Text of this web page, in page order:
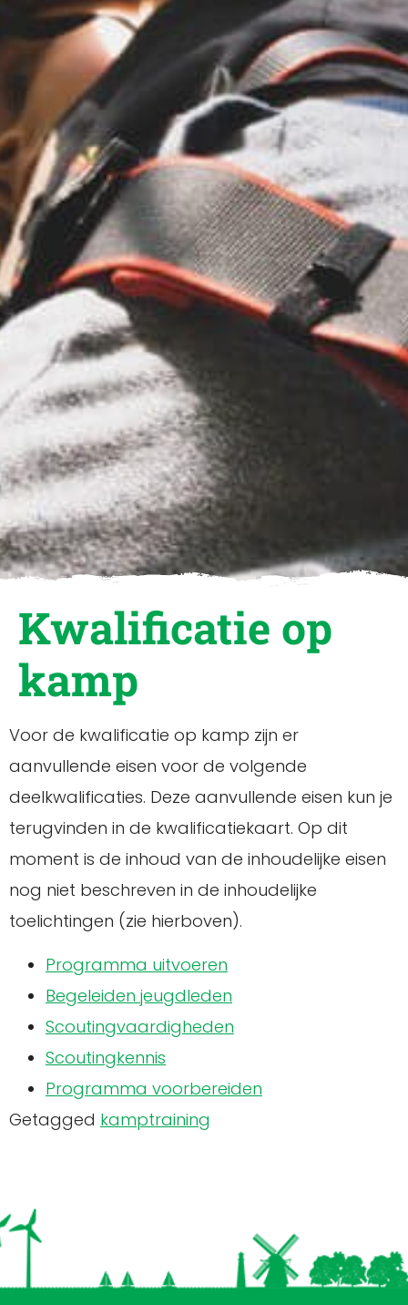
Kwalificatie op
kamp
Voor de kwalificatie op kamp zijn er
aanvullende eisen voor de volgende
deelkwalificaties. Deze aanvullende eisen kun je
terugvinden in de kwalificatiekaart. Op dit
moment is de inhoud van de inhoudelijke eisen
nog niet beschreven in de inhoudelijke
toelichtingen (zie hierboven).
Programma uitvoeren
Begeleiden jeugdleden
Scoutingvaardigheden
Scoutingkennis
Programma voorbereiden
Getagged kamptraining